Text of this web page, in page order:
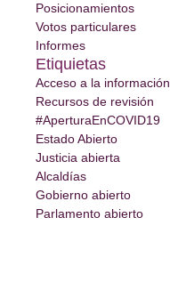
Posicionamientos
Votos particulares
Informes
Etiquietas
Acceso a la información
Recursos de revisión
#AperturaEnCOVID19
Estado Abierto
Justicia abierta
Alcaldías
Gobierno abierto
Parlamento abierto